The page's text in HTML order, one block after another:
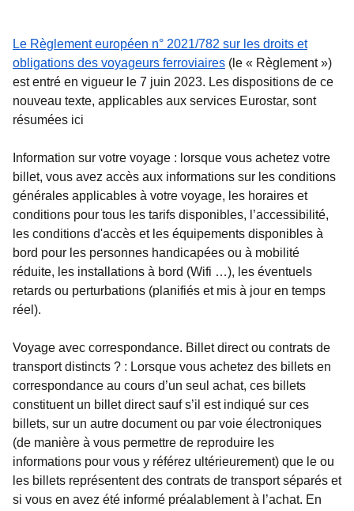
Le Règlement européen n° 2021/782 sur les droits et
obligations des voyageurs ferroviaires( Ouvre un nouvel
(le « Règlement »)
est entré en vigueur le 7 juin 2023. Les dispositions de ce
nouveau texte, applicables aux services Eurostar, sont
résumées ici
Information sur votre voyage : lorsque vous achetez votre
billet, vous avez accès aux informations sur les conditions
générales applicables à votre voyage, les horaires et
conditions pour tous les tarifs disponibles, l’accessibilité,
les conditions d'accès et les équipements disponibles à
bord pour les personnes handicapées ou à mobilité
réduite, les installations à bord (Wifi …), les éventuels
retards ou perturbations (planifiés et mis à jour en temps
réel).
Voyage avec correspondance. Billet direct ou contrats de
transport distincts ? : Lorsque vous achetez des billets en
correspondance au cours d’un seul achat, ces billets
constituent un billet direct sauf s’il est indiqué sur ces
billets, sur un autre document ou par voie électroniques
(de manière à vous permettre de reproduire les
informations pour vous y référez ultérieurement) que le ou
les billets représentent des contrats de transport séparés et
si vous en avez été informé préalablement à l’achat. En